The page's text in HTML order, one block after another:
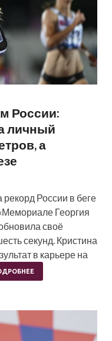
России:
личный
а
России в беге
Георгия
своё
секунд. Кристина
в карьере на